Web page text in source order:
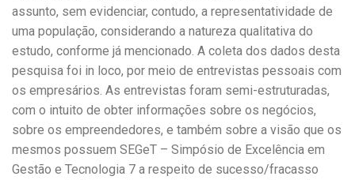
assunto, sem evidenciar, contudo, a representatividade de
uma população, considerando a natureza qualitativa do
estudo, conforme já mencionado. A coleta dos dados desta
pesquisa foi in loco, por meio de entrevistas pessoais com
os empresários. As entrevistas foram semi-estruturadas,
com o intuito de obter informações sobre os negócios,
sobre os empreendedores, e também sobre a visão que os
mesmos possuem SEGeT – Simpósio de Excelência em
Gestão e Tecnologia 7 a respeito de sucesso/fracasso